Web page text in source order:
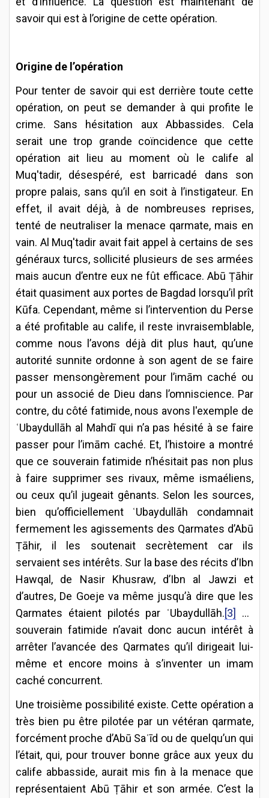
savoir qui est à l’origine de cette opération.
Origine de l’opération
Pour tenter de savoir qui est derrière toute cette
opération, on peut se demander à qui profite le
crime. Sans hésitation aux Abbassides. Cela
serait une trop grande coïncidence que cette
opération ait lieu au moment où le calife al
Muq'tadir, désespéré, est barricadé dans son
propre palais, sans qu’il en soit à l’instigateur. En
effet, il avait déjà, à de nombreuses reprises,
tenté de neutraliser la menace qarmate, mais en
vain. Al Muq'tadir avait fait appel à certains de ses
généraux turcs, sollicité plusieurs de ses armées
mais aucun d’entre eux ne fût efficace. Abū Ṭāhir
était quasiment aux portes de Bagdad lorsqu’il prît
Kūfa. Cependant, même si l’intervention du Perse
a été profitable au calife, il reste invraisemblable,
comme nous l’avons déjà dit plus haut, qu’une
autorité sunnite ordonne à son agent de se faire
passer mensongèrement pour l’imām caché ou
pour un associé de Dieu dans l’omniscience. Par
contre, du côté fatimide, nous avons l'exemple de
ʿUbaydullāh al Mahdī qui n’a pas hésité à se faire
passer pour l’imām caché. Et, l’histoire a montré
que ce souverain fatimide n’hésitait pas non plus
à faire supprimer ses rivaux, même ismaéliens,
ou ceux qu’il jugeait gênants. Selon les sources,
bien qu’officiellement ʿUbaydullāh condamnait
fermement les agissements des Qarmates d’Abū
Ṭāhir, il les soutenait secrètement car ils
servaient ses intérêts. Sur la base des récits d’Ibn
Hawqal, de Nasir Khusraw, d’Ibn al Jawzi et
d’autres, De Goeje va même jusqu’à dire que les
Qarmates étaient pilotés par ʿUbaydullāh.[3]
Le
souverain fatimide n’avait donc aucun intérêt à
arrêter l’avancée des Qarmates qu’il dirigeait lui-
même et encore moins à s’inventer un imam
caché concurrent.
Une troisième possibilité existe. Cette opération a
très bien pu être pilotée par un vétéran qarmate,
forcément proche d’Abū Saʿīd ou de quelqu’un qui
l’était, qui, pour trouver bonne grâce aux yeux du
calife abbasside, aurait mis fin à la menace que
représentaient Abū Ṭāhir et son armée. C’est la